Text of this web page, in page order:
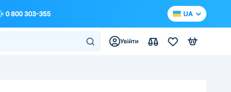
0 800 303-355 UA
Увійти